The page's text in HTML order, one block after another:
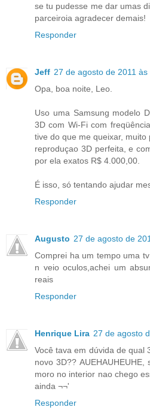
se tu pudesse me dar umas
parceiroia agradecer demais!
Responder
Jeff 27 de agosto de 2011 às
Opa, boa noite, Leo.
Uso uma Samsung modelo
3D com Wi-Fi com
tive do que me queixar, muito
reproduçao 3D perfeita, e
por ela exatos R$ 4.000,00.
É isso, só tentando ajudar
Responder
Augusto 27 de agosto de
Comprei ha um tempo uma
n veio oculos,achei um
reais
Responder
Henrique Lira 27 de agosto
Você tava em dúvida de qual
novo 3D??
moro no interior nao chego
ainda ¬¬'
Responder